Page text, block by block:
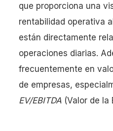
que proporciona una
rentabilidad operativa
están directamente
operaciones diarias.
frecuentemente en
de empresas,
EV/EBITDA (Valor de la